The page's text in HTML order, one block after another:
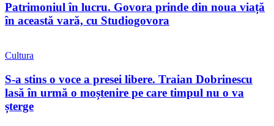
Patrimoniul în lucru. Govora prinde din noua viață
în această vară, cu Studiogovora
Cultura
S-a stins o voce a presei libere. Traian Dobrinescu
lasă în urmă o moștenire pe care timpul nu o va
șterge